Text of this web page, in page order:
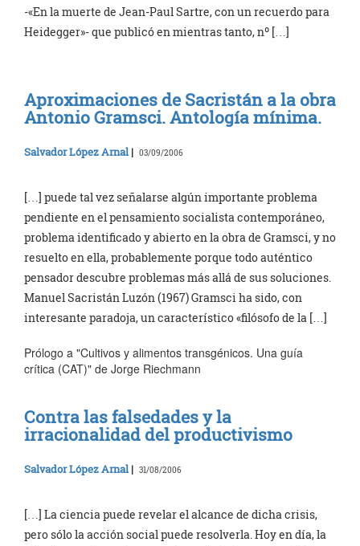
-«En la muerte de Jean-Paul Sartre, con un recuerdo para
Heidegger»- que publicó en mientras tanto, nº […]
Aproximaciones de Sacristán a la obra
Antonio Gramsci. Antología mínima.
Salvador López Arnal | 03/09/2006
[…] puede tal vez señalarse algún importante problema
pendiente en el pensamiento socialista contemporáneo,
problema identificado y abierto en la obra de Gramsci, y no
resuelto en ella, probablemente porque todo auténtico
pensador descubre problemas más allá de sus soluciones.
Manuel Sacristán Luzón (1967) Gramsci ha sido, con
interesante paradoja, un característico «filósofo de la […]
Prólogo a "Cultivos y alimentos transgénicos. Una guía
crítica (CAT)" de Jorge Riechmann
Contra las falsedades y la
irracionalidad del productivismo
Salvador López Arnal | 31/08/2006
[…] La ciencia puede revelar el alcance de dicha crisis,
pero sólo la acción social puede resolverla. Hoy en día, la